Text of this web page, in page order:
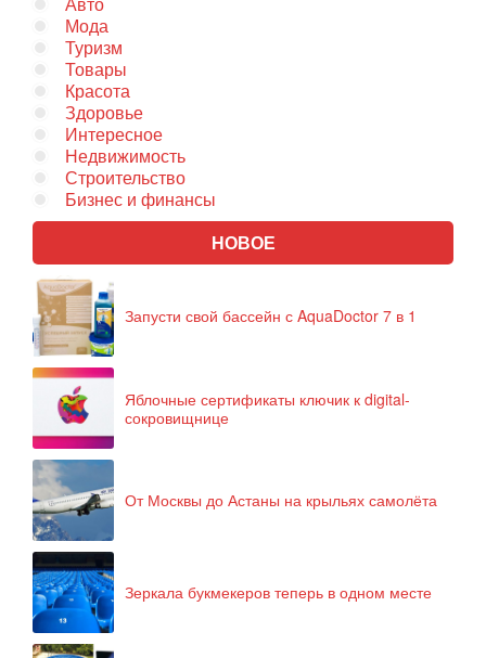
Мода
Туризм
Товары
Красота
Здоровье
Интересное
Недвижимость
Строительство
Бизнес и финансы
НОВОЕ
Запусти свой бассейн с AquaDoctor 7 в 1
Яблочные сертификаты ключик к digital-
сокровищнице
От Москвы до Астаны на крыльях самолёта
Зеркала букмекеров теперь в одном месте